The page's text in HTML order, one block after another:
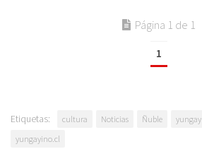
Página 1 de 1
1
Etiquetas: cultura Noticias Ñuble yungay
yungayino.cl